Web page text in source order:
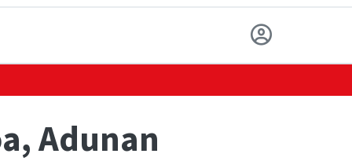
Adunan